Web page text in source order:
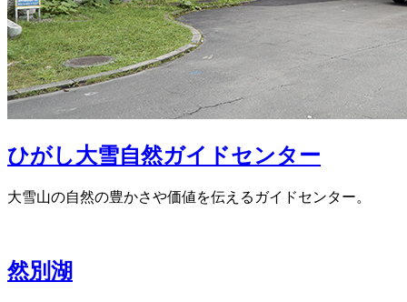
ひがし大雪自然ガイドセンター
大雪山の自然の豊かさや価値を伝えるガイドセンター。
然別湖